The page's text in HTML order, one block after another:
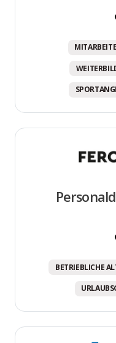
BETRIEBLICHE